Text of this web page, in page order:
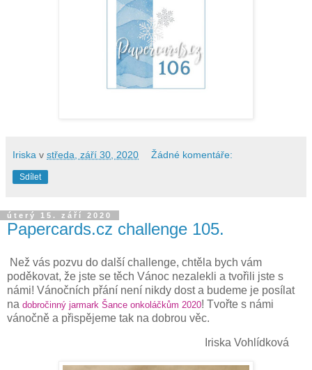
Iriska v středa, září 30, 2020 Žádné komentáře:
Sdílet
úterý 15. září 2020
Papercards.cz challenge 105.
Než vás pozvu do další challenge, chtěla bych vám
poděkovat, že jste se těch Vánoc nezalekli a tvořili jste s
námi! Vánočních přání není nikdy dost a budeme je posílat
na dobročinný jarmark Šance onkoláčkům 2020! Tvořte s námi
vánočně a přispějeme tak na dobrou věc.
Iriska Vohlídková